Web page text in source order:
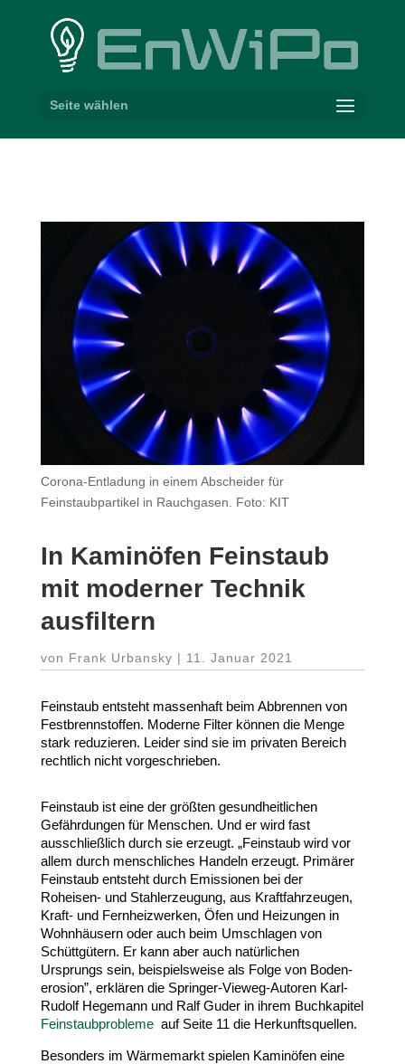
Seite wählen
Corona-Entladung in einem Abscheider für
Feinstaubpartikel in Rauchgasen. Foto: KIT
In Kaminöfen Feinstaub
mit moderner Technik
ausfiltern
von Frank Urbansky | 11. Januar 2021
Feinstaub entsteht massenhaft beim Abbrennen von
Fest­brenn­stoffen. Moderne Filter können die Menge
stark redu­zieren. Leider sind sie im privaten Bereich
rechtlich nicht vorgeschrieben.
Feinstaub ist eine der größten gesund­heit­lichen
Gefähr­dungen für Menschen. Und er wird fast
ausschließlich durch sie erzeugt. „Feinstaub wird vor
allem durch mensch­liches Handeln erzeugt. Primärer
Feinstaub entsteht durch Emis­sionen bei der
Roheisen- und Stahl­er­zeugung, aus Kraft­fahr­zeugen,
Kraft- und Fern­heiz­werken, Öfen und Heizungen in
Wohn­häusern oder auch beim Umschlagen von
Schütt­gütern. Er kann aber auch natür­lichen
Ursprungs sein, beispiels­weise als Folge von Boden­
erosion”, erklären die Springer-​Vieweg-​Autoren Karl-​
Rudolf Hegemann und Ralf Guder in ihrem Buch­ka­pitel
Fein­staub­pro­bleme auf Seite 11 die Herkunftsquellen.
Besonders im Wärme­markt spielen Kaminöfen eine